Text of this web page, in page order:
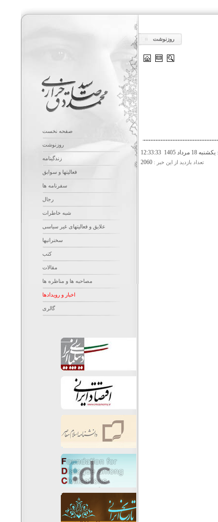
روزنوشت
:يکشنبه 18 مرداد 1405 12:33:33
تعداد بازديد از اين خبر :2060
صفحه نخست
روزنوشت
زندگینامه
فعالیتها و سوابق
سفرنامه ها
رجال
شبه خاطرات
علایق و فعالیتهای غیر سیاسی
سخنرانیها
کتب
مقالات
مصاحبه ها و مناظره ها
اخبار و رویدادها
گالری